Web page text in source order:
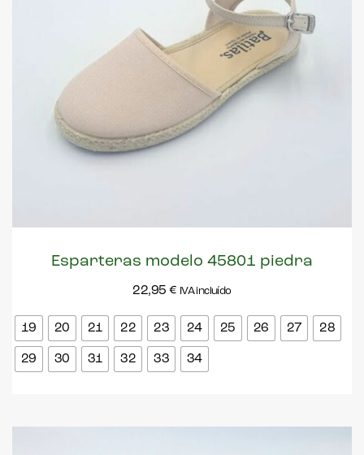
Esparteras modelo 45801 piedra
22,95 € IVA incluído
19 20 21 22 23 24 25 26 27 28
29 30 31 32 33 34